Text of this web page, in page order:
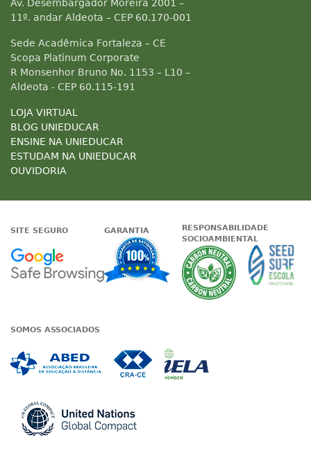
Av. Desembargador Moreira 2001 –
11º. andar Aldeota – CEP 60.170-001
Sede Acadêmica Fortaleza – CE
Scopa Platinum Corporate
R Monsenhor Bruno No. 1153 – L10 –
Aldeota - CEP 60.115-191
LOJA VIRTUAL
BLOG UNIEDUCAR
ENSINE NA UNIEDUCAR
ESTUDAM NA UNIEDUCAR
OUVIDORIA
SITE SEGURO
Google - Status do site no
GARANTIA
Garantia de
RESPONSABILIDADE
SOCIOAMBIENTAL
A
SOMOS ASSOCIADOS